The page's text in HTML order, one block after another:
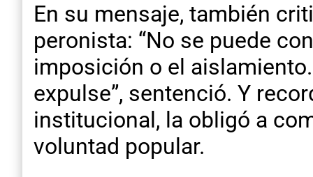
En su mensaje, también
peronista: “No se puede
imposición o el
expulse”, sentenció. Y
institucional, la obligó a
voluntad popular.